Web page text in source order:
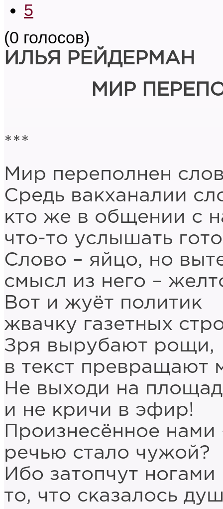
5
(0 голосов)
ИЛЬЯ РЕЙДЕРМАН
МИР
***
Мир переполнен
Средь вакханалии
кто же в общении с
что-то услышать
Слово – яйцо, но
смысл из него –
Вот и жуёт политик
жвачку газетных
Зря вырубают рощи,
в текст превращают
Не выходи на
и не кричи в эфир!
Произнесённое нами
речью стало чужой?
Ибо затопчут ногами
то, что сказалось